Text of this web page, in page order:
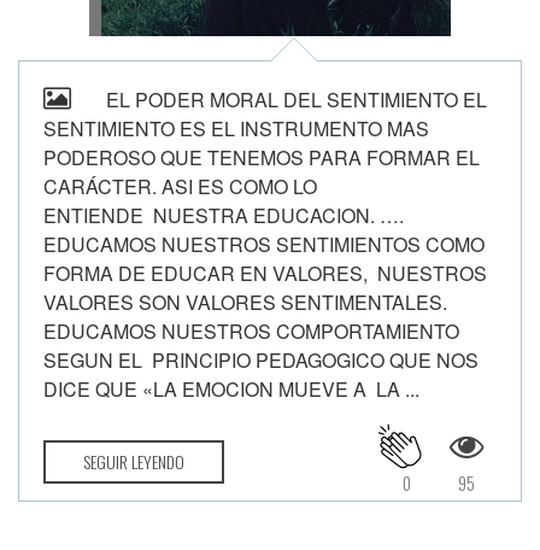
EL PODER MORAL DEL SENTIMIENTO EL
SENTIMIENTO ES EL INSTRUMENTO MAS
PODEROSO QUE TENEMOS PARA FORMAR EL
CARÁCTER. ASI ES COMO LO
ENTIENDE NUESTRA EDUCACION. ….
EDUCAMOS NUESTROS SENTIMIENTOS COMO
FORMA DE EDUCAR EN VALORES, NUESTROS
VALORES SON VALORES SENTIMENTALES.
EDUCAMOS NUESTROS COMPORTAMIENTO
SEGUN EL PRINCIPIO PEDAGOGICO QUE NOS
DICE QUE «LA EMOCION MUEVE A LA ...
SEGUIR LEYENDO
95
0